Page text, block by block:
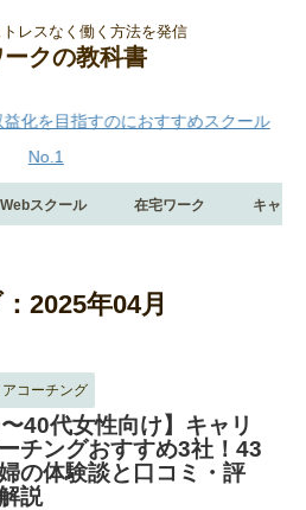
レスなく働く方法を発信
クの教科書
化を目指すのにおすすめスクール
No.1
Webスクール 在宅ワーク キャリ
2025年04月
コーチング
〜40代女性向け】キャリ
チングおすすめ3社！43
の体験談と口コミ・評
説